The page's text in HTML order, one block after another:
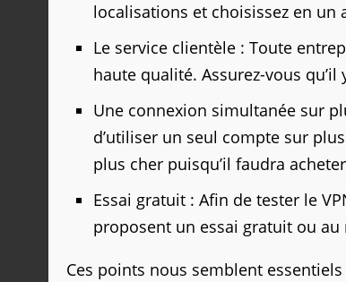
localisations et choisissez en un
Le service clientèle : Toute
haute qualité. Assurez-vous
Une connexion simultanée sur
d’utiliser un seul compte sur
plus cher puisqu’il faudra
Essai gratuit : Afin de tester le
proposent un essai gratuit ou
Ces points nous semblent